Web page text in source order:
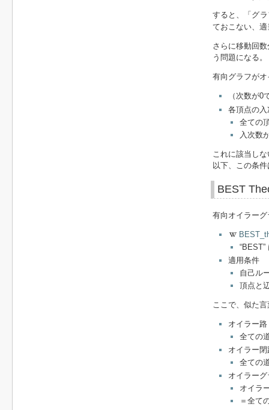
すると、「グ
ておこない、
さらに移動回
う問題になる。
有向グラフが
（次数が0
各頂点の
全ての
入次数
これに該当し
以下、この条
BEST
有向オイラー
適用条件
自己ル
頂点と
ここで、似た
オイラー路
全ての
オイラー
全ての
オイラーグ
オイラ
＝全て